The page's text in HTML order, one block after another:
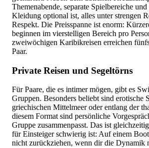
Themenabende, separate Spielbereiche
Kleidung optional ist, alles unter strengen
Respekt. Die Preisspanne ist enorm:
beginnen im vierstelligen Bereich pro
zweiwöchigen Karibikreisen erreichen
Paar.
Private Reisen und Segeltörns
Für Paare, die es intimer mögen, gibt es
Gruppen. Besonders beliebt sind erotische
griechischen Mittelmeer oder entlang der
diesem Format sind persönliche
Gruppe zusammenpasst. Das ist
für Einsteiger schwierig ist: Auf einem
nicht zurückziehen, wenn dir die Dynamik